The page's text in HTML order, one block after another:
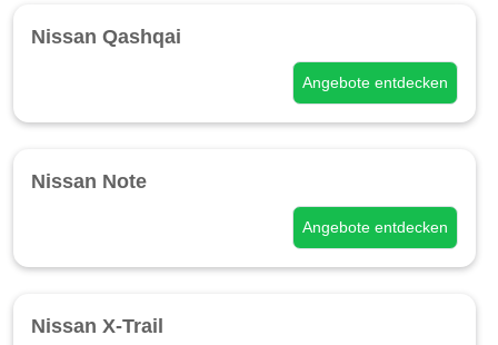
Nissan Qashqai
Angebote entdecken
Nissan Note
Angebote entdecken
Nissan X-Trail